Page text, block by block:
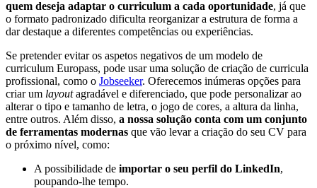
quem deseja adaptar o curriculum a cada oportunidade, já que
o formato padronizado dificulta reorganizar a estrutura de forma a
dar destaque a diferentes competências ou experiências.
Se pretender evitar os aspetos negativos de um modelo de
curriculum Europass, pode usar uma solução de criação de curricula
profissional, como o Jobseeker. Oferecemos inúmeras opções para
criar um layoutagradável e diferenciado, que pode personalizar ao
alterar o tipo e tamanho de letra, o jogo de cores, a altura da linha,
entre outros. Além disso, a nossa solução conta com um conjunto
de ferramentas modernas que vão levar a criação do seu CV para
o próximo nível, como:
A possibilidade de importar o seu perfil do LinkedIn,
poupando-lhe tempo.